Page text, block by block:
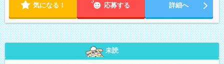
気になる！ 応募する 詳細へ
未読